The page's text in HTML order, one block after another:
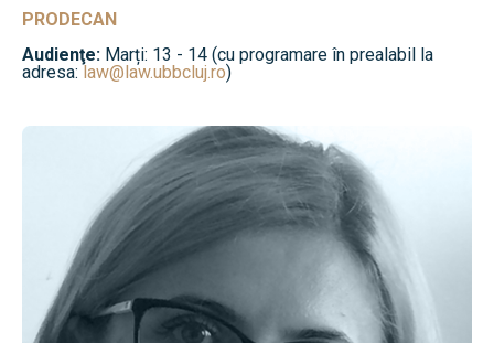
PRODECAN
Audienţe: Marți: 13 - 14 (cu programare în prealabil la
adresa:law@law.ubbcluj.ro)